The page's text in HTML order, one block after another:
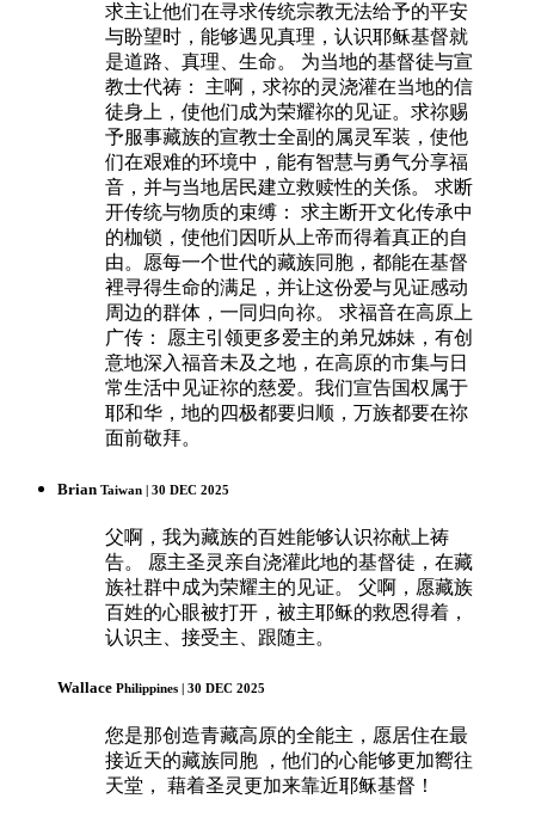
求主让他们在寻求传统宗教无法给予的平安
与盼望时，能够遇见真理，认识耶稣基督就
是道路、真理、生命。 为当地的基督徒与宣
教士代祷： 主啊，求祢的灵浇灌在当地的信
徒身上，使他们成为荣耀祢的见证。求祢赐
予服事藏族的宣教士全副的属灵军装，使他
们在艰难的环境中，能有智慧与勇气分享福
音，并与当地居民建立救赎性的关係。 求断
开传统与物质的束缚： 求主断开文化传承中
的枷锁，使他们因听从上帝而得着真正的自
由。愿每一个世代的藏族同胞，都能在基督
裡寻得生命的满足，并让这份爱与见证感动
周边的群体，一同归向祢。 求福音在高原上
广传： 愿主引领更多爱主的弟兄姊妹，有创
意地深入福音未及之地，在高原的市集与日
常生活中见证祢的慈爱。我们宣告国权属于
耶和华，地的四极都要归顺，万族都要在祢
面前敬拜。
Brian Taiwan | 30 DEC 2025
父啊，我为藏族的百姓能够认识祢献上祷
告。 愿主圣灵亲自浇灌此地的基督徒，在藏
族社群中成为荣耀主的见证。 父啊，愿藏族
百姓的心眼被打开，被主耶稣的救恩得着，
认识主、接受主、跟随主。
Wallace Philippines | 30 DEC 2025
您是那创造青藏高原的全能主，愿居住在最
接近天的藏族同胞 ，他们的心能够更加嚮往
天堂， 藉着圣灵更加来靠近耶稣基督！